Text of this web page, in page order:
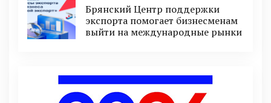
Брянский Центр поддержки
экспорта помогает бизнесменам
выйти на международные рынки